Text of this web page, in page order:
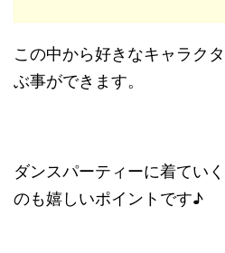
この中から好きなキャラク
ぶ事ができます。
ダンスパーティーに着てい
のも嬉しいポイントです♪